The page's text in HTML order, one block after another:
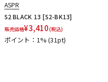
ASPR
S2 BLACK 13 [S2-BK13]
販売価格¥3,410(税込)
ポイント：1%(31pt)